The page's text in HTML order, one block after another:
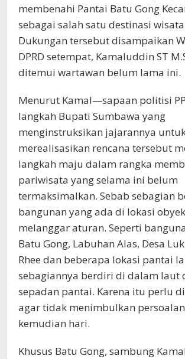
membenahi Pantai Batu Gong
sebagai salah satu destinasi
Dukungan tersebut disampaikan
DPRD setempat, Kamaluddin ST
ditemui wartawan belum lama ini.
Menurut Kamal—sapaan politisi
langkah Bupati Sumbawa yang
menginstruksikan jajarannya
merealisasikan rencana tersebut
langkah maju dalam rangka
pariwisata yang selama ini belum
termaksimalkan. Sebab sebagian
bangunan yang ada di lokasi
melanggar aturan. Seperti
Batu Gong, Labuhan Alas, Desa
Rhee dan beberapa lokasi pantai
sebagiannya berdiri di dalam laut
sepadan pantai. Karena itu perlu
agar tidak menimbulkan
kemudian hari.
Khusus Batu Gong, sambung